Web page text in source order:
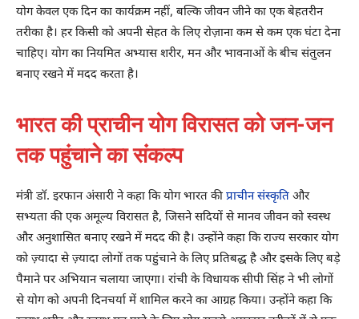
योग केवल एक दिन का कार्यक्रम नहीं, बल्कि जीवन जीने का एक बेहतरीन
तरीका है। हर किसी को अपनी सेहत के लिए रोज़ाना कम से कम एक घंटा देना
चाहिए। योग का नियमित अभ्यास शरीर, मन और भावनाओं के बीच संतुलन
बनाए रखने में मदद करता है।
भारत की प्राचीन योग विरासत को जन-जन
तक पहुंचाने का संकल्प
मंत्री डॉ. इरफान अंसारी ने कहा कि योग भारत की प्राचीन संस्कृति और
सभ्यता की एक अमूल्य विरासत है, जिसने सदियों से मानव जीवन को स्वस्थ
और अनुशासित बनाए रखने में मदद की है। उन्होंने कहा कि राज्य सरकार योग
को ज़्यादा से ज़्यादा लोगों तक पहुंचाने के लिए प्रतिबद्ध है और इसके लिए बड़े
पैमाने पर अभियान चलाया जाएगा। रांची के विधायक सीपी सिंह ने भी लोगों
से योग को अपनी दिनचर्या में शामिल करने का आग्रह किया। उन्होंने कहा कि